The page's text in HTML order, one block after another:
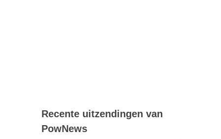
Recente uitzendingen van
PowNews